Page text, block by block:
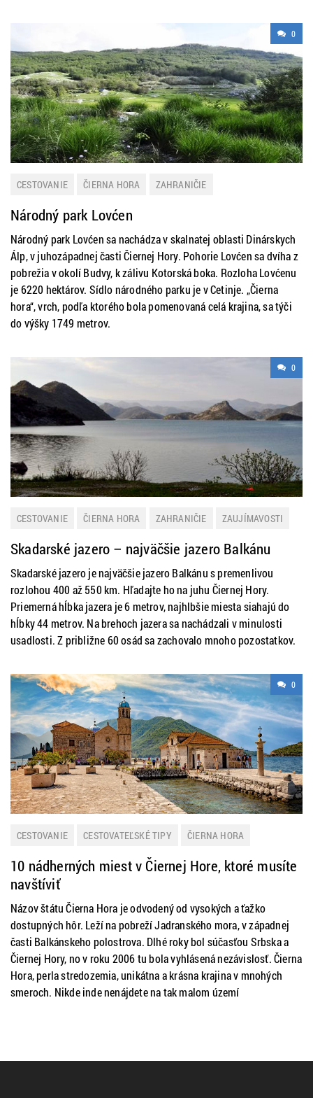
0
CESTOVANIE ČIERNA HORA ZAHRANIČIE
Národný park Lovćen
Národný park Lovćen sa nachádza v skalnatej oblasti Dinárskych
Álp, v juhozápadnej časti Čiernej Hory. Pohorie Lovćen sa dvíha z
pobrežia v okolí Budvy, k zálivu Kotorská boka. Rozloha Lovćenu
je 6220 hektárov. Sídlo národného parku je v Cetinje. „Čierna
hora“, vrch, podľa ktorého bola pomenovaná celá krajina, sa týči
do výšky 1749 metrov.
0
CESTOVANIE ČIERNA HORA ZAHRANIČIE ZAUJÍMAVOSTI
Skadarské jazero – najväčšie jazero Balkánu
Skadarské jazero je najväčšie jazero Balkánu s premenlivou
rozlohou 400 až 550 km. Hľadajte ho na juhu Čiernej Hory.
Priemerná hĺbka jazera je 6 metrov, najhlbšie miesta siahajú do
hĺbky 44 metrov. Na brehoch jazera sa nachádzali v minulosti
usadlosti. Z približne 60 osád sa zachovalo mnoho pozostatkov.
0
CESTOVANIE CESTOVATEĽSKÉ TIPY
ČIERNA HORA
LETNÁ DOVOLENKA
10 nádherných miest v Čiernej Hore, ktoré musíte
navštíviť
Názov štátu Čierna Hora je odvodený od vysokých a ťažko
dostupných hôr. Leží na pobreží Jadranského mora, v západnej
časti Balkánskeho polostrova. Dlhé roky bol súčasťou Srbska a
Čiernej Hory, no v roku 2006 tu bola vyhlásená nezávislosť. Čierna
Hora, perla stredozemia, unikátna a krásna krajina v mnohých
smeroch. Nikde inde nenájdete na tak malom území